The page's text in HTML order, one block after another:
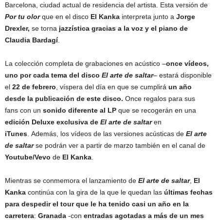
Barcelona, ciudad actual de residencia del artista. Esta versión de
Por tu olorque en el disco El Kanka interpreta junto a Jorge
Drexler, se torna jazzística gracias a la voz y el piano de
Claudia Bardagí.
La colección completa de grabaciones en acústico –once vídeos,
uno por cada tema del disco El arte de saltar– estará disponible
el 22 de febrero , víspera del día en que se cumplirá un año
desde la publicación de este disco. Once regalos para sus
fans con un sonido diferente al LP que se recogerán en una
edición Deluxe exclusiva de El arte de saltaren
iTunes . Además, los vídeos de las versiones acústicas de El arte
de saltarse podrán ver a partir de marzo también en el canal de
Youtube/Vevo de El Kanka
Mientras se conmemora el lanzamiento de El arte de saltar, El
Kanka continúa con la gira de la que le quedan las últimas fechas
para despedir el tour que le ha tenido casi un año en la
carretera: Granada -con entradas agotadas a más de un mes